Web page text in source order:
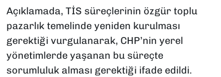
Açıklamada, TİS süreçlerinin özgür toplu
pazarlık temelinde yeniden kurulması
gerektiği vurgulanarak, CHP’nin yerel
yönetimlerde yaşanan bu süreçte
sorumluluk alması gerektiği ifade edildi.